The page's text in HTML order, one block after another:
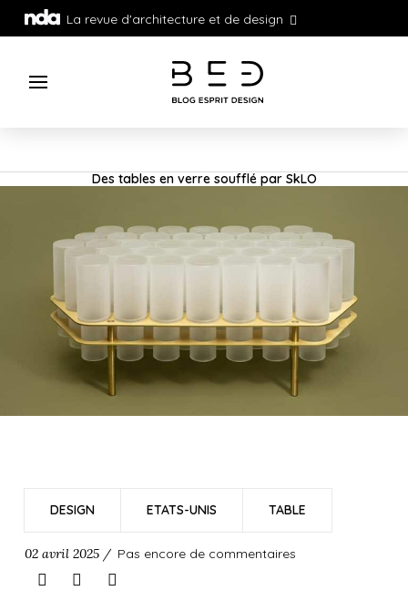
La revue d'architecture et de design
Des tables en verre soufflé par SkLO
DESIGN ETATS-UNIS TABLE
02 avril 2025 / Pas encore de commentaires